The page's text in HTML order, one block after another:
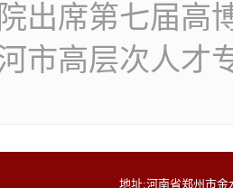
出席第七届高
市高层次人才
地址:河南省郑州市金